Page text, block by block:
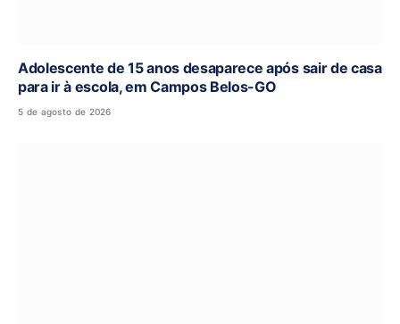
Adolescente de 15 anos desaparece após sair de casa
para ir à escola, em Campos Belos-GO
5 de agosto de 2026